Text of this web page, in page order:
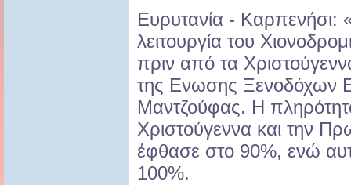
Ευρυτανία -
λειτουργία του
πριν από τα
της Ενωσης Ξενοδόχων
Μαντζούφας. Η
Χριστούγεννα και την
έφθασε στο 90%, ενώ
100%.